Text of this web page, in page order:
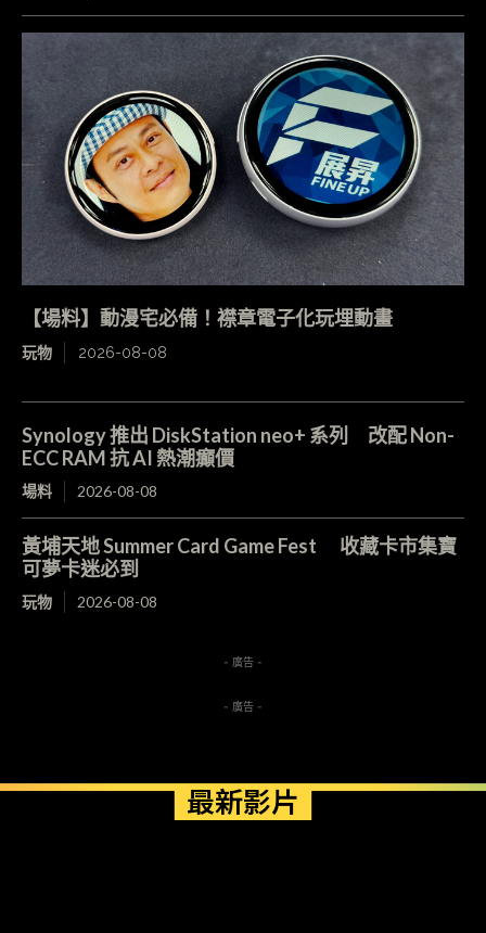
【場料】動漫宅必備！襟章電子化玩埋動畫
玩物 2026-08-08
Synology 推出 DiskStation neo+ 系列 改配 Non-
ECC RAM 抗 AI 熱潮癲價
場料 2026-08-08
黃埔天地 Summer Card Game Fest 收藏卡市集寶
可夢卡迷必到
玩物 2026-08-08
- 廣告 -
- 廣告 -
最新影片